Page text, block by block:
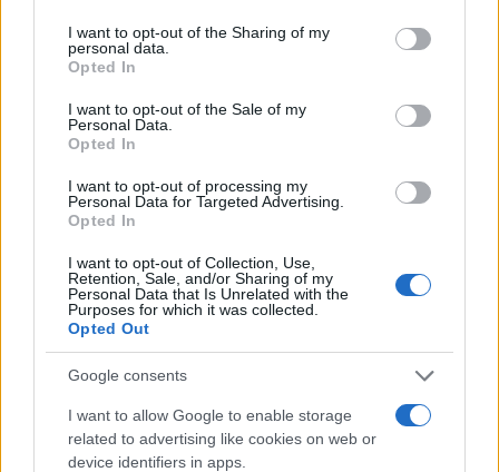
not limited to your visit or usage behaviour. You may click to
grant or deny consent to Google and its third-party tags to
use your data for below specified purposes in below Google
consent section.
I want to opt-out of the Sharing of my
personal data.
Opted In
I want to opt-out of the Sale of my
Personal Data.
Opted In
I want to opt-out of processing my
Personal Data for Targeted Advertising.
Opted In
I want to opt-out of Collection, Use,
Retention, Sale, and/or Sharing of my
Personal Data that Is Unrelated with the
Purposes for which it was collected.
Opted Out
Google consents
I want to allow Google to enable storage
related to advertising like cookies on web or
device identifiers in apps.
2000 /2000
Υποβολή σχολίου
Όροι Χρήσης. Το site προστατεύεται από reCAPTCHA, ισχύουν
Πολιτική Απορρήτου&Όροι Χρήσηςτης Google.
Μακρο-οικονομία
ΗΛΕΚΤΡΙΚΟ ΡΕΥΜΑ
Share: